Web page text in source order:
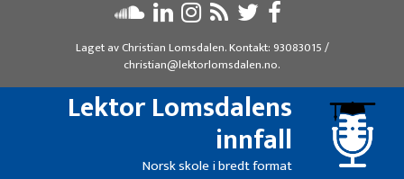
Laget avChristian Lomsdalen. Kontakt: 93083015/
christian@lektorlomsdalen.no.
Lektor Lomsdalens
innfall
Norsk skole i bredt format